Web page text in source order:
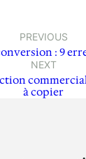
PREVIOUS
: 9
NEXT
à copier